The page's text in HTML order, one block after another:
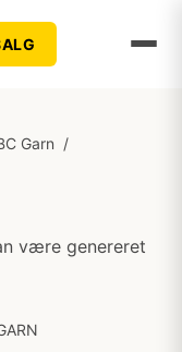
Garn /
være genereret